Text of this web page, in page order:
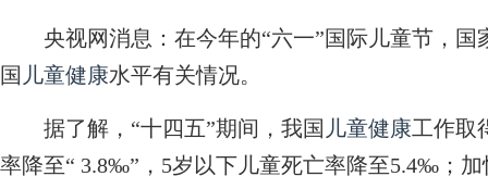
央视网消息：在今年的“六一”国际儿童节，国
国 儿童健康水平有关情况。
据了解，“十四五”期间，我国 儿童健康工作取
率降至“ 3.8‰”，5岁以下儿童死亡率降至5.4‰；